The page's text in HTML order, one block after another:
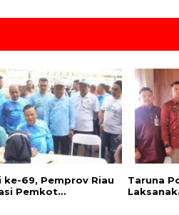
ke-69, Pemprov Riau
Pemkot
Taruna